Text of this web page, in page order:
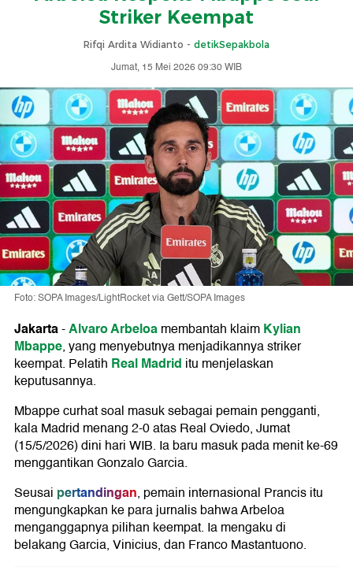
Striker Keempat
Rifqi Ardita Widianto - detikSepakbola
Jumat, 15 Mei 2026 09:30 WIB
Foto: SOPA Images/LightRocket via Gett/SOPA Images
Jakarta-Alvaro Arbeloamembantah klaimKylian
Mbappe, yang menyebutnya menjadikannya striker
keempat. Pelatih Real Madrid itu menjelaskan
keputusannya.
Mbappe curhat soal masuk sebagai pemain pengganti,
kala Madrid menang 2-0 atas Real Oviedo, Jumat
(15/5/2026) dini hari WIB. Ia baru masuk pada menit ke-69
menggantikan Gonzalo Garcia.
Seusai pertandingan, pemain internasional Prancis itu
mengungkapkan ke para jurnalis bahwa Arbeloa
menganggapnya pilihan keempat. Ia mengaku di
belakang Garcia, Vinicius, dan Franco Mastantuono.